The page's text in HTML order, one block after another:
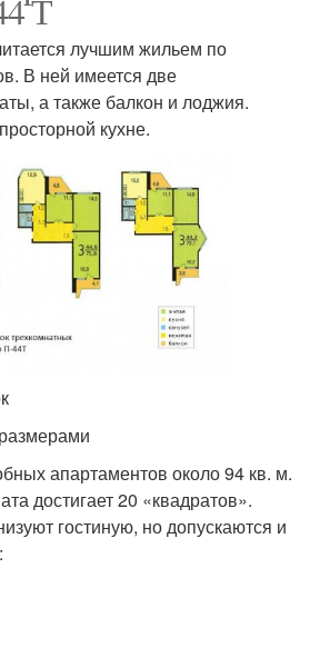
Т
лучшим жильем по
В ней имеется две
а также балкон и лоджия.
кухне.
апартаментов около 94 кв. м.
достигает 20 «квадратов».
гостиную, но допускаются и